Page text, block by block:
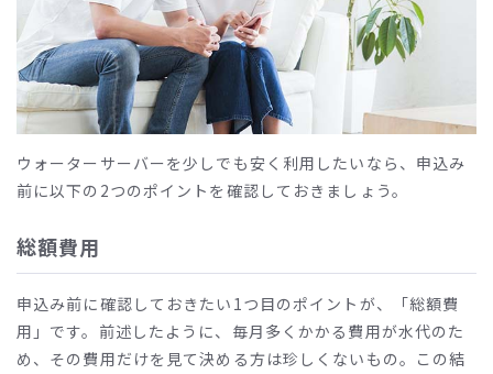
ウォーターサーバーを少しでも安く利用したいなら、申込み
前に以下の 2つのポイントを確認しておきましょう。
総額費用
申込み前に確認しておきたい 1つ目のポイントが、「総額費
用」です。前述したように、毎月多くかかる費用が水代のた
め、その費用だけを見て決める方は珍しくないもの。この結